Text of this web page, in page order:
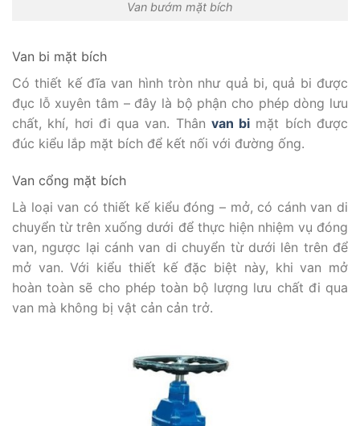
Van bướm mặt bích
Van bi mặt bích
Có thiết kế đĩa van hình tròn như quả bi, quả bi được
đục lỗ xuyên tâm – đây là bộ phận cho phép dòng lưu
chất, khí, hơi đi qua van. Thân van bi mặt bích được
đúc kiểu lắp mặt bích để kết nối với đường ống.
Van cổng mặt bích
Là loại van có thiết kế kiểu đóng – mở, có cánh van di
chuyển từ trên xuống dưới để thực hiện nhiệm vụ đóng
van, ngược lại cánh van di chuyển từ dưới lên trên để
mở van. Với kiểu thiết kế đặc biệt này, khi van mở
hoàn toàn sẽ cho phép toàn bộ lượng lưu chất đi qua
van mà không bị vật cản cản trở.